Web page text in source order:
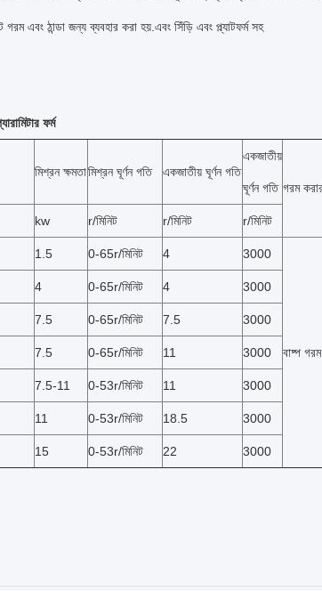
এবং ঠান্ডা জন্য ব্যবহার করা হয়.এবং সিঁড়ি এবং প্ল্যাটফর্ম সহ
ফর্ম
মিশ্রন ক্ষমতামিশ্রন ঘূর্ণন গতি একজাতীয় ঘূর্ণন গতি
একজাতীয়
ঘূর্ণন গতি গরম
kw r/মিনিট r/মিনিট r/মিনিট
1.5 0-65r/মিনিট 4 3000
বাষ্প
4 0-65r/মিনিট 4 3000
7.5 0-65r/মিনিট 7.5 3000
7.5 0-65r/মিনিট 11 3000
7.5-11 0-53r/মিনিট 11 3000
11 0-53r/মিনিট 18.5 3000
15 0-53r/মিনিট 22 3000